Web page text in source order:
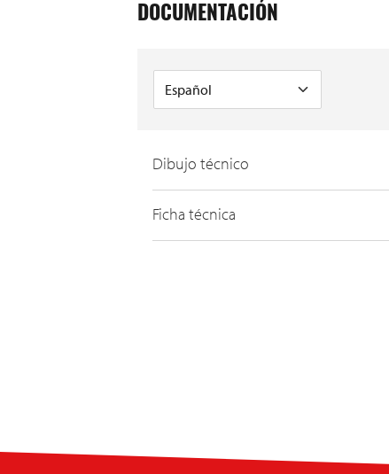
DOCUMENTACIÓN
Dibujo técnico
Ficha técnica